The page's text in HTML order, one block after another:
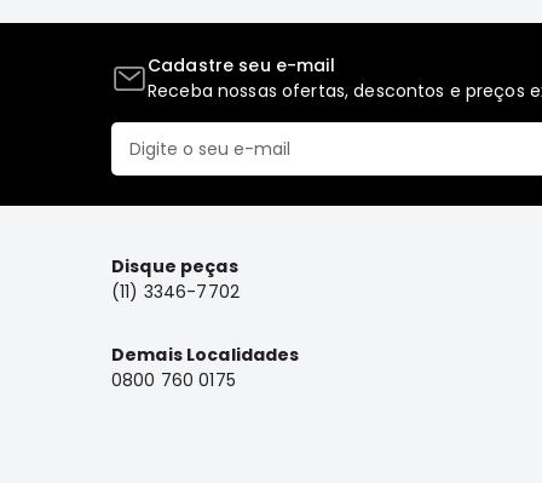
Cadastre seu e-mail
Receba nossas ofertas, descontos e preços
Disque peças
(11) 3346-7702
Demais Localidades
0800 760 0175